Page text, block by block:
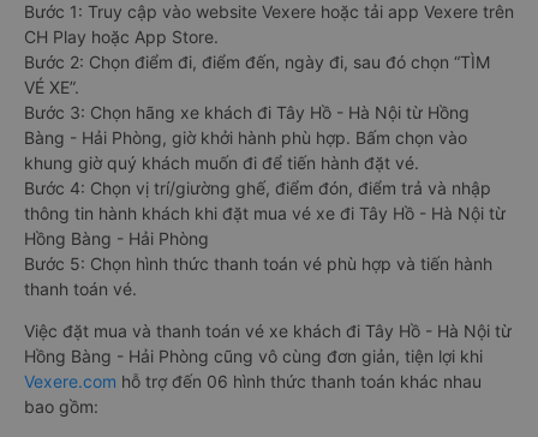
Bước 1: Truy cập vào website Vexere hoặc tải app Vexere trên
CH Play hoặc App Store.
Bước 2: Chọn điểm đi, điểm đến, ngày đi, sau đó chọn “TÌM
VÉ XE”.
Bước 3: Chọn hãng xe khách đi Tây Hồ - Hà Nội từ Hồng
Bàng - Hải Phòng, giờ khởi hành phù hợp. Bấm chọn vào
khung giờ quý khách muốn đi để tiến hành đặt vé.
Bước 4: Chọn vị trí/giường ghế, điểm đón, điểm trả và nhập
thông tin hành khách khi đặt mua vé xe đi Tây Hồ - Hà Nội từ
Hồng Bàng - Hải Phòng
Bước 5: Chọn hình thức thanh toán vé phù hợp và tiến hành
thanh toán vé.
Việc đặt mua và thanh toán vé xe khách đi Tây Hồ - Hà Nội từ
Hồng Bàng - Hải Phòng cũng vô cùng đơn giản, tiện lợi khi
Vexere.com hỗ trợ đến 06 hình thức thanh toán khác nhau
bao gồm: